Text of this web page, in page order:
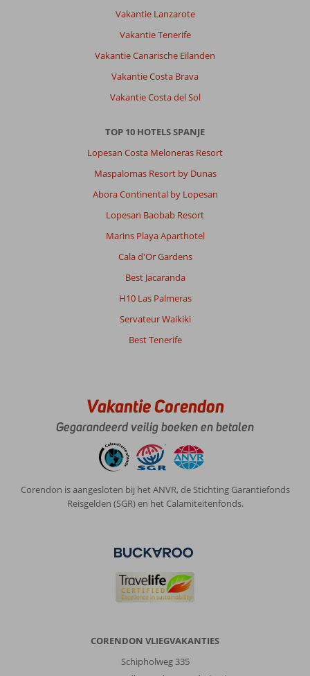
Vakantie Lanzarote
Vakantie Tenerife
Vakantie Canarische Eilanden
Vakantie Costa Brava
Vakantie Costa del Sol
TOP 10 HOTELS SPANJE
Lopesan Costa Meloneras Resort
Maspalomas Resort by Dunas
Abora Continental by Lopesan
Lopesan Baobab Resort
Marins Playa Aparthotel
Cala d'Or Gardens
Best Jacaranda
H10 Las Palmeras
Servateur Waikiki
Best Tenerife
Vakantie Corendon
Gegarandeerd veilig boeken en betalen
Corendon is aangesloten bij het ANVR, de Stichting Garantiefonds
Reisgelden (SGR) en het Calamiteitenfonds.
CORENDON VLIEGVAKANTIES
Schipholweg 335